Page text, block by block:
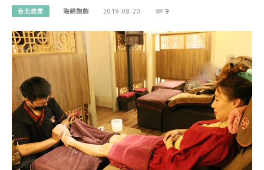
台北按摩 海綿飽飽 2019-08-20 9